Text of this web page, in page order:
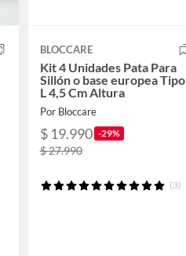
BLOCCARE
Kit 4 Unidades Pata Para
Sillón o base europea Tipo
L 4,5 Cm Altura
Por Bloccare
$ 19.990 -29%
$ 27.990
(3)